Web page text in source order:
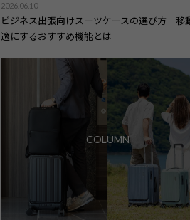
2026.06.10
ビジネス出張向けスーツケースの選び方｜移
適にするおすすめ機能とは
COLUMN